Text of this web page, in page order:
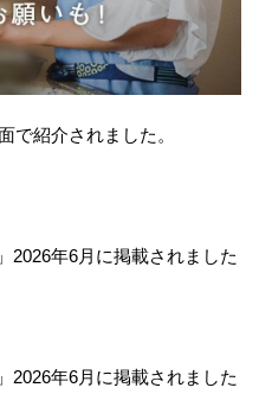
で紹介されました。
2026年6月に掲載されました
2026年6月に掲載されました